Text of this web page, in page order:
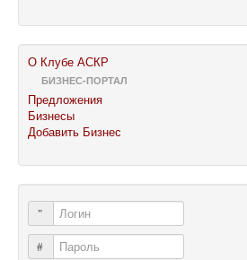
О Клубе АСКР
БИЗНЕС-ПОРТАЛ
Предложения
Бизнесы
Добавить Бизнес
Логин
Пароль